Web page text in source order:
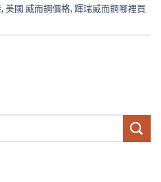
,美國 威而鋼價格,輝瑞威而鋼哪裡買